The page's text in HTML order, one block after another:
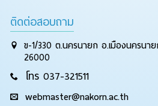
ติดต่อสอบถาม
ข-1/330 ต.นครนายก อ.เมืองนครนา
26000
โทร 037-321511
webmaster@nakorn.ac.th